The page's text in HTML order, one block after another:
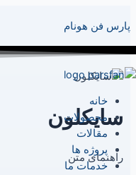
پارس فن هونام
خانه
محصولات
مقالات
پروژه ها
خدمات ما
سایکلون
راهنمای متن